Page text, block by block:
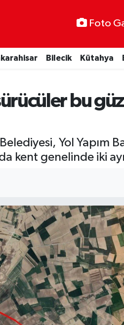
Foto
Bilecik Kütahya
bu
Yol Yapım
kent genelinde iki